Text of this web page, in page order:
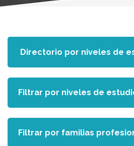
Filtrar por niveles de
Filtrar por familias